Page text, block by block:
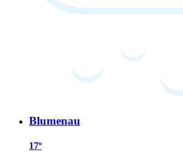
Blumenau
17º